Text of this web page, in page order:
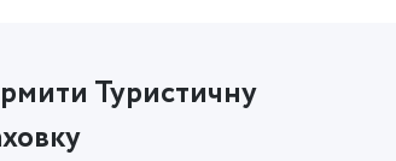
Туристичну